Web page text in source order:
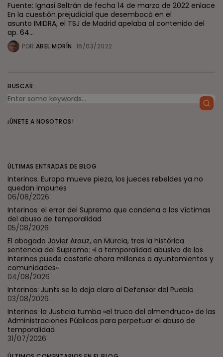
Fuente: Ignasi Beltrán de fecha 14 de marzo de 2022 enlace
En la cuestión prejudicial que desembocó en el
asunto IMIDRA, el TSJ de Madrid apelaba al contenido del
ap. 64...
POR ABEL MORÍN 16/03/2022
BUSCAR
¡ÚNETE A NOSOTROS!
ÚLTIMAS ENTRADAS DE BLOG
Interinos: Europa mueve pieza, los jueces rebeldes ya no
quedan impunes
06/08/2026
Interinos: el error del Supremo que condena a las víctimas
del abuso de temporalidad
05/08/2026
El abogado Javier Arauz, en Murcia, tras la histórica
sentencia del Supremo: «La temporalidad abusiva de los
interinos puede costarle ahora millones a ayuntamientos y
comunidades»
04/08/2026
Interinos: Junts se lo deja claro al Defensor del Pueblo
03/08/2026
Interinos: la Justicia tumba «el truco del almendruco» de las
Administraciones Públicas para perpetuar el abuso de
temporalidad
31/07/2026